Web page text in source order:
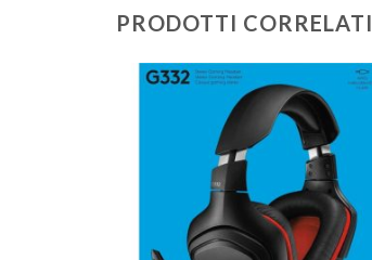
PRODOTTI CORRELATI